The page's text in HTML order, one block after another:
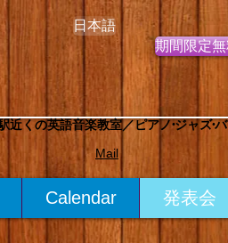
日本語
期間限定
近くの英語音楽教室／ピアノ•ジャズ•
Mail
Calendar 発表会